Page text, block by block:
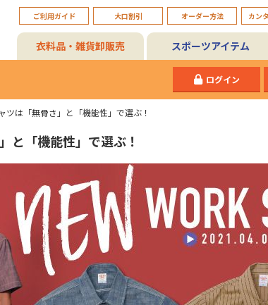
ご利用ガイド 大口割引 オーダー方法 カン
衣料品・雑貨卸販売 スポーツアイテム
ログイン
ツは「無骨さ」と「機能性」で選ぶ！
と「機能性」で選ぶ！